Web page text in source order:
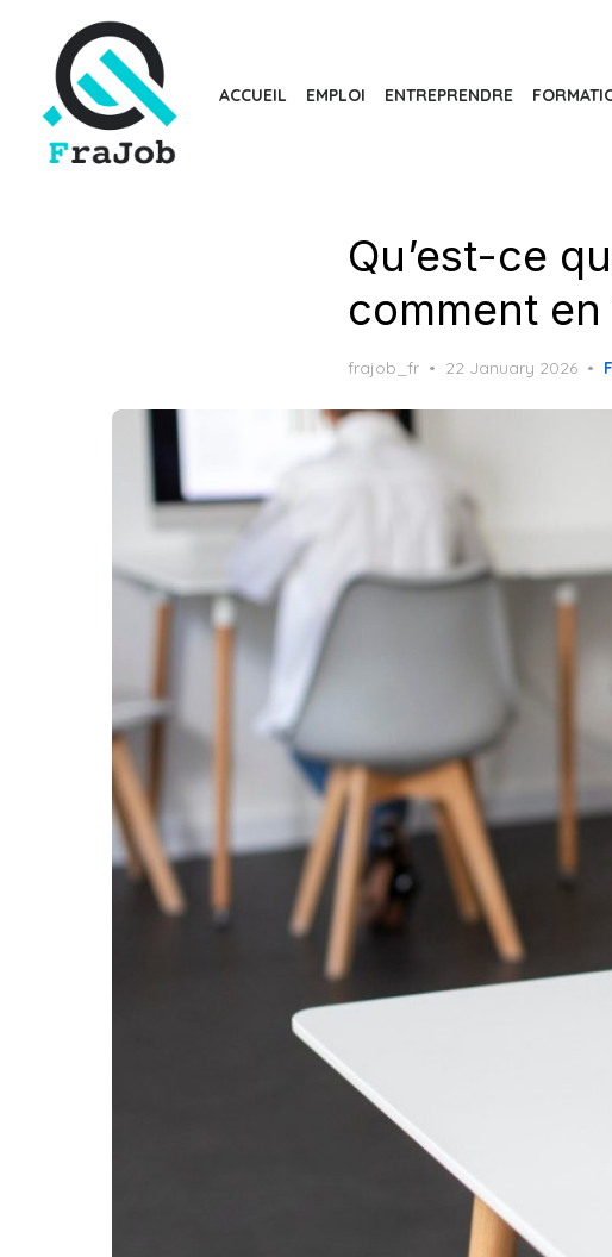
content
ACCUEIL EMPLOI ENTREPRENDRE
Qu’est-ce
comment
frajob_fr
Posted
22 January 2026